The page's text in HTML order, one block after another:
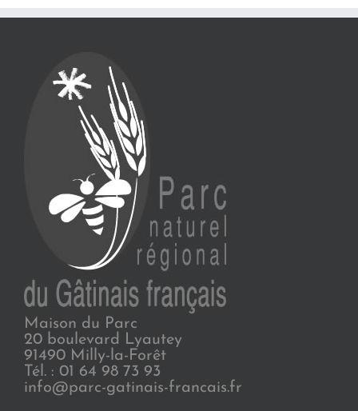
Maison du Parc
20 boulevard Lyautey
91490 Milly-la-Forêt
Tél. : 01 64 98 73 93
info@parc-gatinais-francais.fr